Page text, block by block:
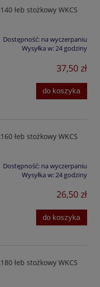
łeb stożkowy WKCS
Dostępność: na wyczerpaniu
Wysyłka w:24 godziny
37,50 zł
do koszyka
łeb stożkowy WKCS
Dostępność: na wyczerpaniu
Wysyłka w:24 godziny
26,50 zł
do koszyka
łeb stożkowy WKCS